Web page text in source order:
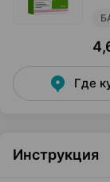
Где
Инструкция